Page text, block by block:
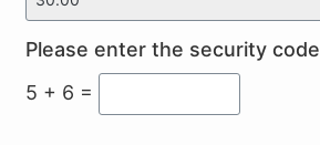
Please enter the security code
5 + 6 =